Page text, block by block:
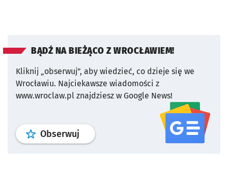
BĄDŹ NA BIEŻĄCO Z WROCŁAWIEM!
Kliknij „obserwuj”, aby wiedzieć, co dzieje się we
Wrocławiu. Najciekawsze wiadomości z
www.wroclaw.pl znajdziesz w Google News!
Obserwuj profil serwisu